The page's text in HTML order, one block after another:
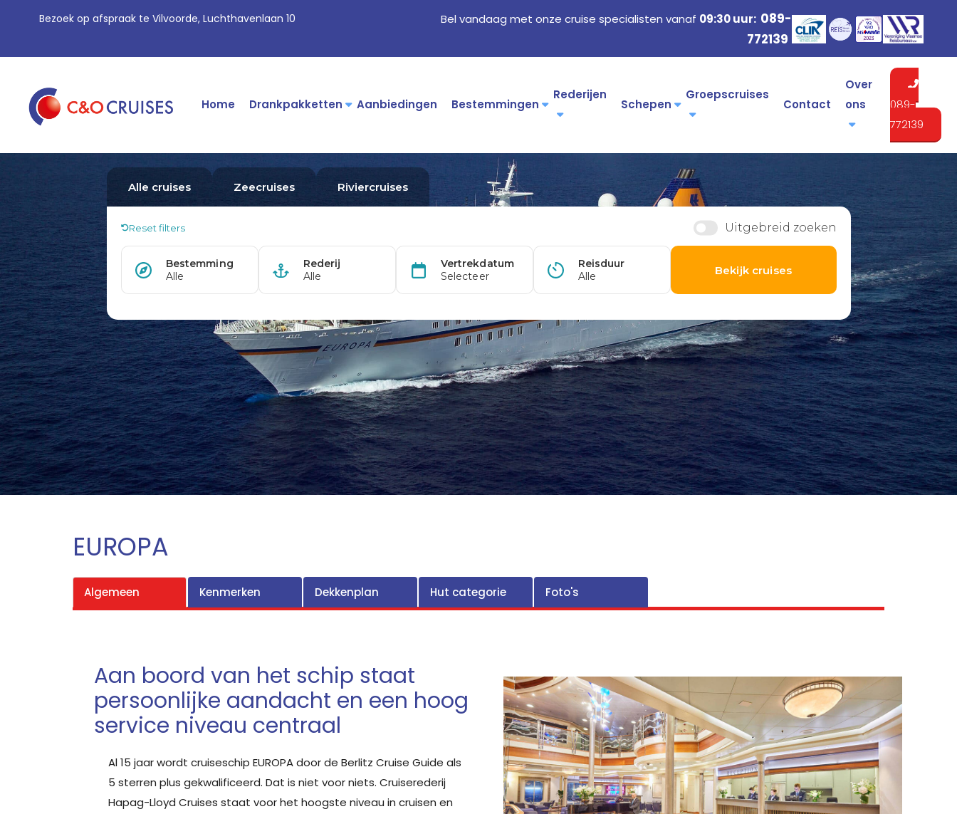
Bezoek op afspraak te Vilvoorde, Luchthavenlaan 10 Bel vandaag met onze cruise specialisten vanaf 09:30 uur: 089-
772139
Home Drankpakketten Aanbiedingen Bestemmingen
Rederijen
Schepen
Groepscruises
Contact
Over
ons
089-
772139
EUROPA
Algemeen Kenmerken Dekkenplan Hut categorie Foto's
Aan boord van het schip staat
persoonlijke aandacht en een hoog
service niveau centraal
Al 15 jaar wordt cruiseschip EUROPA door de Berlitz Cruise Guide als
5 sterren plus gekwalificeerd. Dat is niet voor niets. Cruiserederij
Hapag-Lloyd Cruises staat voor het hoogste niveau in cruisen en